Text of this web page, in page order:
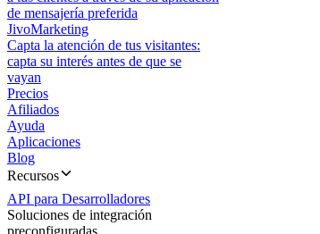
de mensajería preferida
JivoMarketing
Capta la atención de tus visitantes:
capta su interés antes de que se
vayan
Precios
Afiliados
Ayuda
Aplicaciones
Blog
Recursos
API para Desarrolladores
Soluciones de integración
preconfiguradas